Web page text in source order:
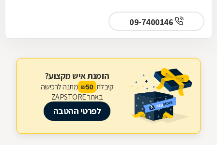
הזמנת איש מקצוע?
קיבלת 50
₪ מתנה לרכישה
באתר ZAPSTORE
לפרטי ההטבה